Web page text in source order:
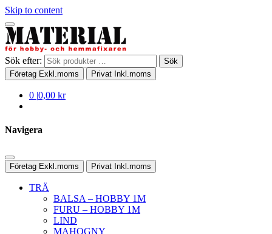
Skip to content
Sök efter:
Sök
Företag Exkl.moms Privat Inkl.moms
0 |0,00 kr
Navigera
Företag Exkl.moms Privat Inkl.moms
TRÄ
BALSA – HOBBY 1M
FURU – HOBBY 1M
LIND
MAHOGNY